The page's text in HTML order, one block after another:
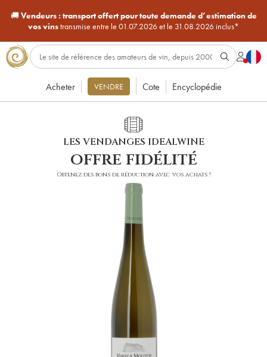
🚚Vendeurs : transport offert pour toute demande d’estimation de
vos vinstransmise entre le 01.07.2026 et le 31.08.2026 inclus*
Acheter VENDRE Cote Encyclopédie
LES VENDANGES IDEALWINE
offre fidélité
Obtenez des bons de réduction avec vos achats !